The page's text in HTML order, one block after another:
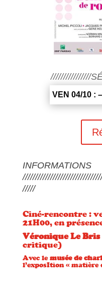
////////////////
VEN 04/10 :
INFORMATIONS
/////
Ciné-rencontre :
21H00, en
Véronique Le Bris
critique)
Avec lemusée de
l’exposItion « matière